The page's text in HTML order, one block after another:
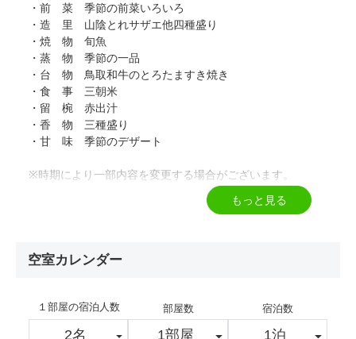
・前 菜 季節の前菜いろいろ
・造 里 山陰とれサザエ他四種盛り
・焼 物 旬魚
・蒸 物 季節の一品
・台 物 鳥取和牛のとろたますき焼き
・食 事 三朝米
・留 椀 赤出汁
・香 物 三種盛り
・甘 味 季節のデザート
※時期により一部内容を変更する場合がございます。
▼お食事場所について▼
ご準備となります。
もっと見る
空室カレンダー
１部屋の宿泊人数 部屋数 宿泊数